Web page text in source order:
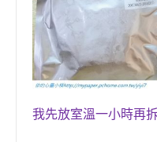
我先放室溫一小時再